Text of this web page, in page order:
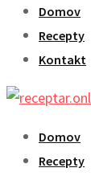
Domov
Recepty
Kontakt
Domov
Recepty